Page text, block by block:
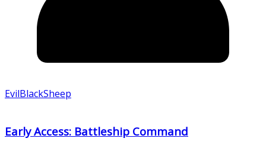
EvilBlackSheep
Early Access: Battleship Command